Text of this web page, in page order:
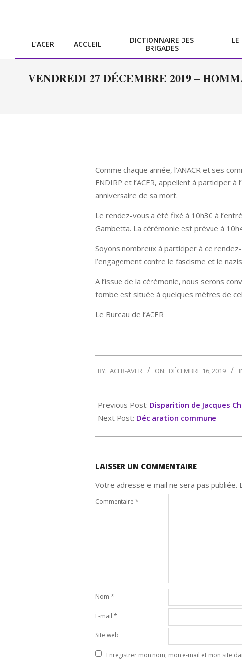
L’ACER ACCUEIL
DICTIONNAIRE DES
BRIGADES
LE
VENDREDI 27 DÉCEMBRE 2019 –
Comme chaque année, l’ANACR et ses
FNDIRP et l’ACER, appellent à participer
anniversaire de sa mort.
Le rendez-vous a été fixé à 10h30 à
Gambetta. La cérémonie est prévue à
Soyons nombreux à participer à ce
l’engagement contre le fascisme et le
A l’issue de la cérémonie, nous serons
tombe est située à quelques mètres de
Le Bureau de l’ACER
12-
16
BY: ACER-AVER ON: DÉCEMBRE 16, 2019
Previous Post: Disparition de Jacques
Next Post: Déclaration commune
LAISSER UN COMMENTAIRE
Votre adresse e-mail ne sera pas publiée.
Commentaire*
Nom*
E-mail*
Site web
Enregistrer mon nom, mon e-mail et mon site